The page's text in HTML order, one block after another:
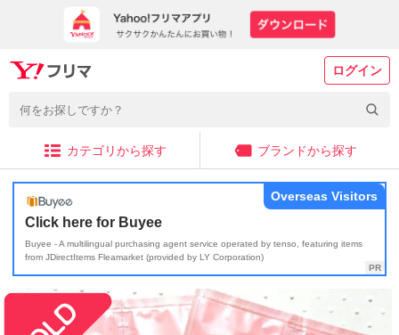
ログイン
カテゴリから探す ブランドから探す
Click here for Buyee
Buyee - A multilingual purchasing agent service operated by tenso, featuring items
from JDirectItems Fleamarket (provided by LY Corporation)
Overseas Visitors